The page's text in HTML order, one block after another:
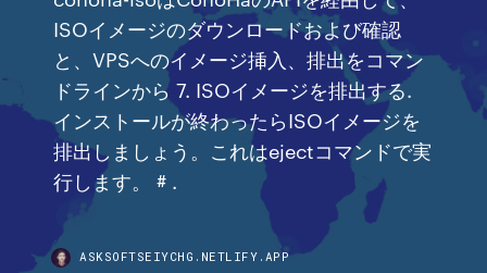
ISOイメージのダウンロードおよび確認
と、VPSへのイメージ挿入、排出をコマン
ドラインから 7. ISOイメージを排出する.
インストールが終わったらISOイメージを
排出しましょう。これはejectコマンドで実
行します。 # .
ASKSOFTSEIYCHG.NETLIFY.APP